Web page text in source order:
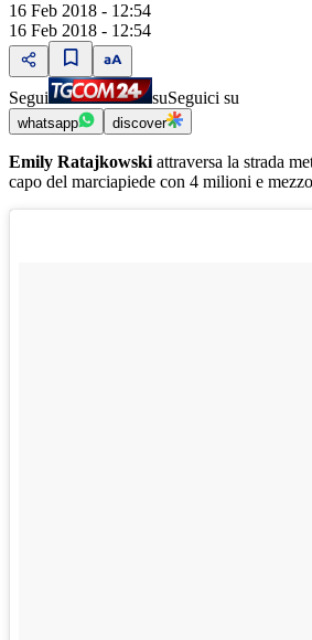
16 Feb 2018 - 12:54
16 Feb 2018 - 12:54
Segui suSeguici su
whatsapp discover
Emily Ratajkowski attraversa la strada
capo del marciapiede con 4 milioni e